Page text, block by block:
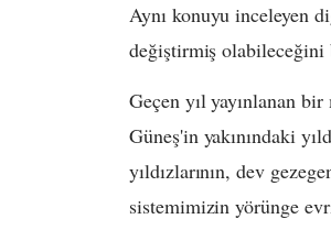
Aynı konuyu inceleyen
değiştirmiş olabileceğini
Geçen yıl yayınlanan
Güneş'in yakınındaki
yıldızlarının, dev
sistemimizin yörünge